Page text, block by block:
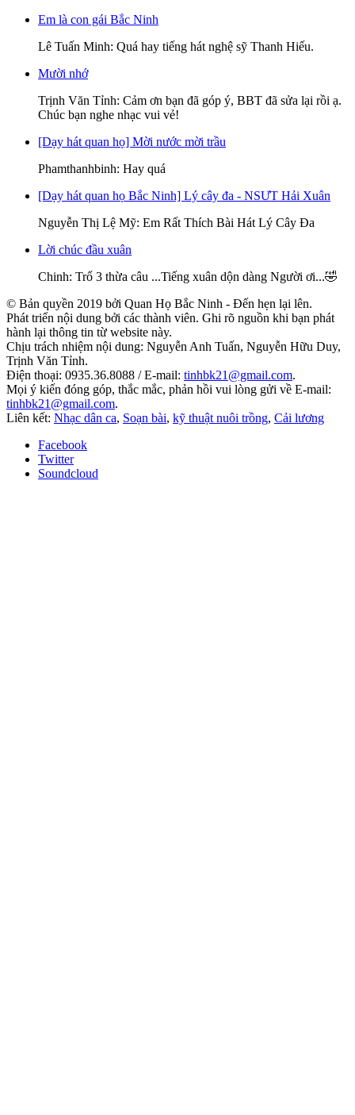
Em là con gái Bắc Ninh
Lê Tuấn Minh: Quá hay tiếng hát nghệ sỹ Thanh Hiếu.
Mười nhớ
Trịnh Văn Tỉnh: Cảm ơn bạn đã góp ý, BBT đã sửa lại rồi ạ.
Chúc bạn nghe nhạc vui vẻ!
[Dạy hát quan họ] Mời nước mời trầu
Phamthanhbinh: Hay quá
[Dạy hát quan họ Bắc Ninh] Lý cây đa - NSƯT Hải Xuân
Nguyễn Thị Lệ Mỹ: Em Rất Thích Bài Hát Lý Cây Đa
Lời chúc đầu xuân
Chinh: Trổ 3 thừa câu ...Tiếng xuân dộn dàng Người ơi...🤣
© Bản quyền 2019 bởi Quan Họ Bắc Ninh - Đến hẹn lại lên.
Phát triển nội dung bởi các thành viên. Ghi rõ nguồn khi bạn phát
hành lại thông tin từ website này.
Chịu trách nhiệm nội dung: Nguyễn Anh Tuấn, Nguyễn Hữu Duy,
Trịnh Văn Tỉnh.
Điện thoại: 0935.36.8088 / E-mail: tinhbk21@gmail.com.
Mọi ý kiến đóng góp, thắc mắc, phản hồi vui lòng gửi về E-mail:
tinhbk21@gmail.com.
Liên kết: Nhạc dân ca, Soạn bài, kỹ thuật nuôi trồng, Cải lương
Facebook
Twitter
Soundcloud